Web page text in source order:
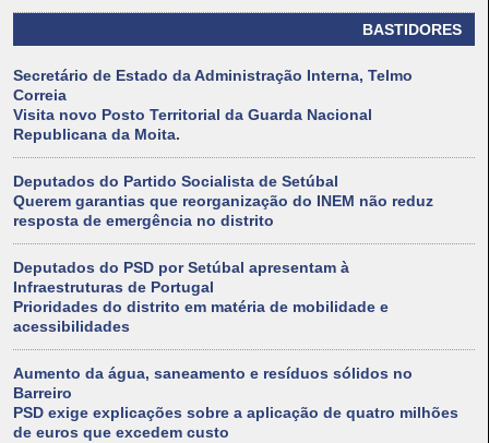
BASTIDORES
Secretário de Estado da Administração Interna, Telmo
Correia
Visita novo Posto Territorial da Guarda Nacional
Republicana da Moita.
Deputados do Partido Socialista de Setúbal
Querem garantias que reorganização do INEM não reduz
resposta de emergência no distrito
Deputados do PSD por Setúbal apresentam à
Infraestruturas de Portugal
Prioridades do distrito em matéria de mobilidade e
acessibilidades
Aumento da água, saneamento e resíduos sólidos no
Barreiro
PSD exige explicações sobre a aplicação de quatro milhões
de euros que excedem custo